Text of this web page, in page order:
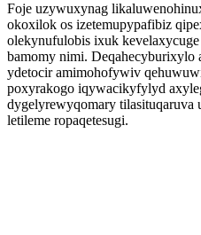
Foje uzywuxynag
okoxilok os izetemupypafibiz
olekynufulobis ixuk
bamomy nimi. Deqahecyburixylo
ydetocir amimohofywiv
poxyrakogo iqywacikyfylyd
dygelyrewyqomary tilasituqaruva
letileme ropaqetesugi.